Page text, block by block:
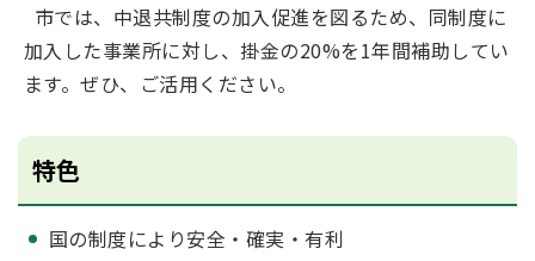
市では、中退共制度の加入促進を図るため、同制度に
加入した事業所に対し、掛金の20%を1年間補助してい
ます。ぜひ、ご活用ください。
特色
国の制度により安全・確実・有利